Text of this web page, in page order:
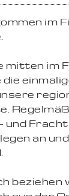
im
mitten im
und
an
beziehen